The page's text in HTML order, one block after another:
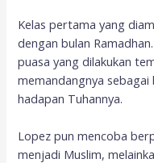
Kelas pertama yang
dengan bulan
puasa yang dilakukan
memandangnya
hadapan Tuhannya.
Lopez pun mencoba
menjadi Muslim,